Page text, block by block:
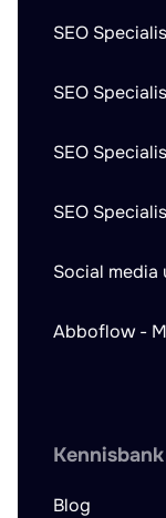
SEO
SEO
SEO
SEO
Social
Abboflow -
Kennisbank
Blog